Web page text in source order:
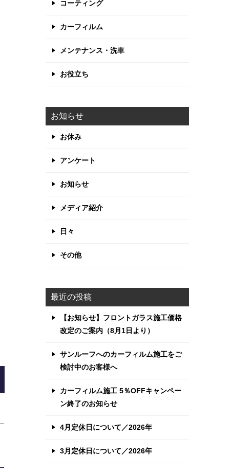
コーティング
カーフィルム
メンテナンス・洗車
お役立ち
お知らせ
お休み
アンケート
お知らせ
メディア紹介
日々
その他
最近の投稿
【お知らせ】フロントガラス施工価格
改定のご案内（8月1日より）
サンルーフへのカーフィルム施工をご
検討中のお客様へ
カーフィルム施工 5％OFFキャンペー
ン終了のお知らせ
4月定休日について／2026年
3月定休日について／2026年